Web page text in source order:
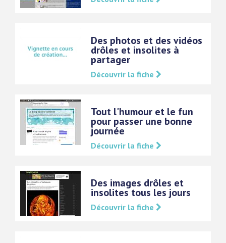
Des photos et des vidéos
drôles et insolites à
partager
Découvrir la fiche
Tout l'humour et le fun
pour passer une bonne
journée
Découvrir la fiche
Des images drôles et
insolites tous les jours
Découvrir la fiche